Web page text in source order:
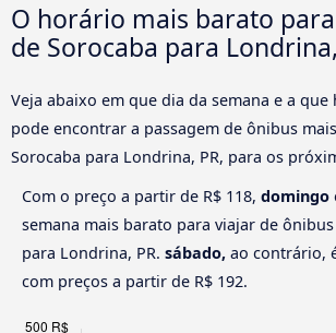
O horário mais barato
de Sorocaba para
Veja abaixo em que dia da semana e a
pode encontrar a passagem de ônibus
Sorocaba para Londrina, PR, para os
Com o preço a partir de R$ 118, domingo
semana mais barato para viajar de
para Londrina, PR. sábado, ao contrário,
com preços a partir de R$ 192.